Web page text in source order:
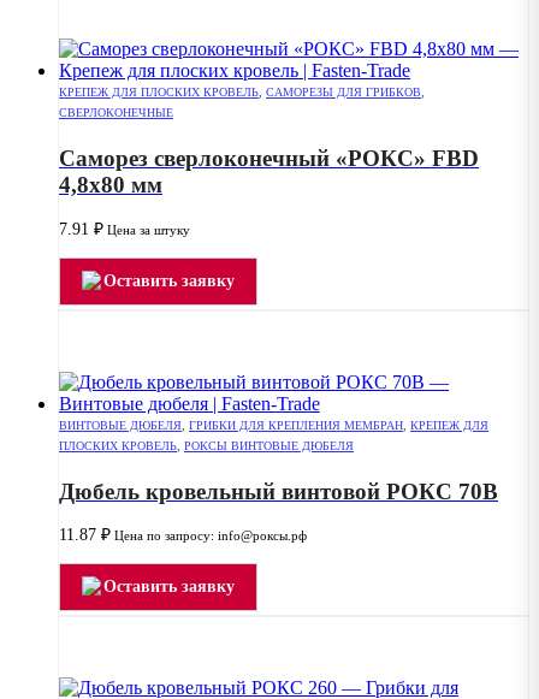
КРЕПЕЖ ДЛЯ ПЛОСКИХ КРОВЕЛЬ, САМОРЕЗЫ ДЛЯ ГРИБКОВ,
СВЕРЛОКОНЕЧНЫЕ
Саморез сверлоконечный «РОКС» FBD
4,8х80 мм
7.91 ₽ Цена за штуку
Оставить заявку
ВИНТОВЫЕ ДЮБЕЛЯ ГРИБКИ ДЛЯ КРЕПЛЕНИЯ МЕМБРАН КРЕПЕЖ ДЛЯ
ПЛОСКИХ КРОВЕЛЬ РОКСЫ ВИНТОВЫЕ ДЮБЕЛЯ
Дюбель кровельный винтовой РОКС 70В
11.87 ₽ Цена по запросу: info@роксы.рф
Оставить заявку